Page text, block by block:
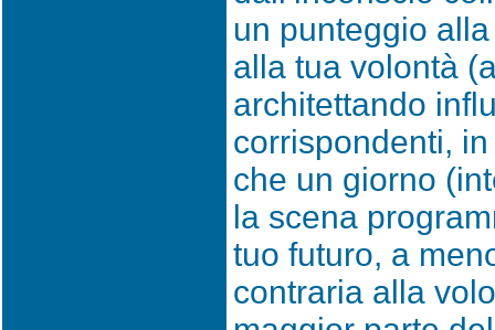
un punteggio
alla tua volontà
architettando
corrispondenti,
che un giorno
la scena
tuo futuro, a
contraria alla